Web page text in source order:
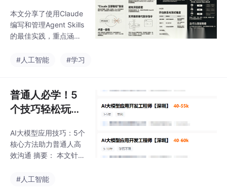
学习。课程提供.NET和
Python示例代码，支持
轻量化克隆，并开放社
资源，该课程兼具入门
造高效智能体工
作流
本文分享了使用Claude
编写和管理Agent Skills
的最佳实践，重点涵盖
计、工作流模式、代码
为复杂任务设计可验证
的工作流、利用视觉分
析增强表单处理能力，
LL时的注意事项，包括
安全审查、评估关卡、
召回限制、版本控制
造高效、可靠的智能体
#人工智能 #学习
普通人必学！5
个技巧轻松玩转
一言等AI大模
型，从入门到精
AI大模型应用技巧：5个
核心方法助力普通人高
效沟通 摘要： 本文针对
时常见的"指令模糊、输
#人工智能